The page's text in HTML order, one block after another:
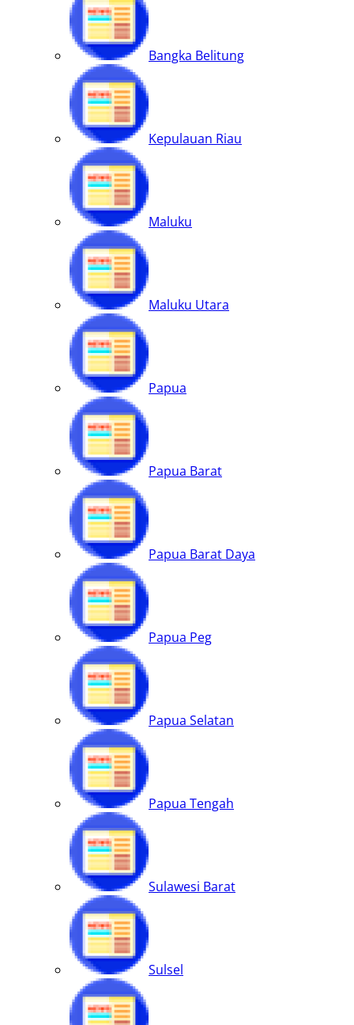
Bangka Belitung
Kepulauan Riau
Maluku
Maluku Utara
Papua
Papua Barat
Papua Barat Daya
Papua Peg
Papua Selatan
Papua Tengah
Sulawesi Barat
Sulsel